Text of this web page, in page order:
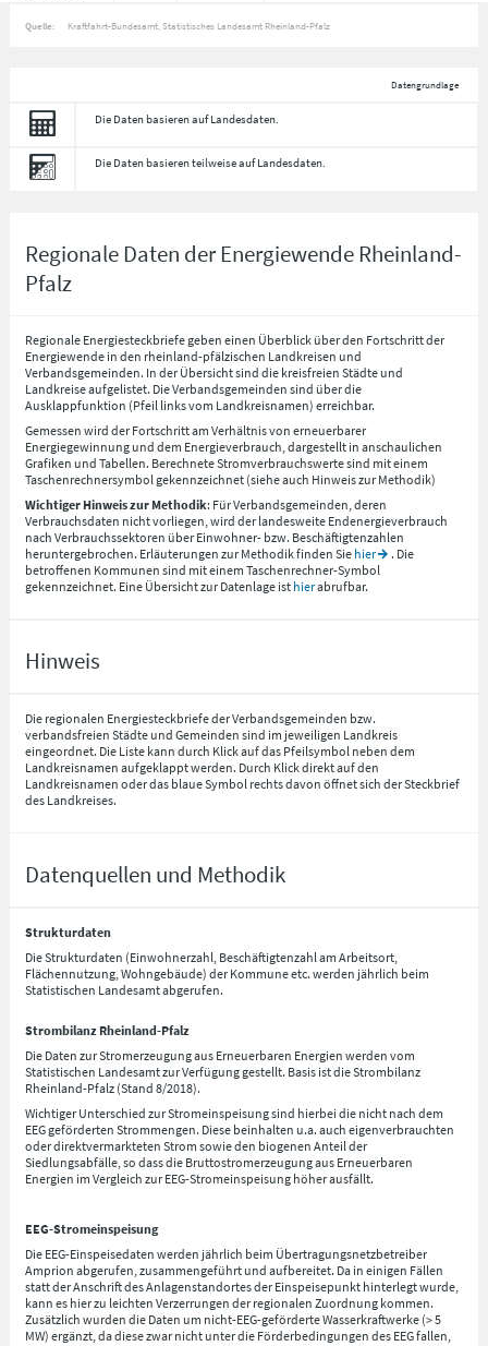
Quelle: Kraftfahrt-Bundesamt, Statistisches Landesamt Rheinland-Pfalz
Datengrundlage
Die Daten basieren auf Landesdaten.
Die Daten basieren teilweise auf Landesdaten.
Regionale Daten der Energiewende Rheinland-
Pfalz
Regionale Energiesteckbriefe geben einen Überblick über den Fortschritt der
Energiewende in den rheinland-pfälzischen Landkreisen und
Verbandsgemeinden. In der Übersicht sind die kreisfreien Städte und
Landkreise aufgelistet. Die Verbandsgemeinden sind über die
Ausklappfunktion (Pfeil links vom Landkreisnamen) erreichbar.
Gemessen wird der Fortschritt am Verhältnis von erneuerbarer
Energiegewinnung und dem Energieverbrauch, dargestellt in anschaulichen
Grafiken und Tabellen. Berechnete Stromverbrauchswerte sind mit einem
Taschenrechnersymbol gekennzeichnet (siehe auch Hinweis zur Methodik)
Wichtiger Hinweis zur Methodik: Für Verbandsgemeinden, deren
Verbrauchsdaten nicht vorliegen, wird der landesweite Endenergieverbrauch
nach Verbrauchssektoren über Einwohner- bzw. Beschäftigtenzahlen
heruntergebrochen. Erläuterungen zur Methodik finden Sie hier
. Die
betroffenen Kommunen sind mit einem Taschenrechner-Symbol
gekennzeichnet. Eine Übersicht zur Datenlage ist hierabrufbar.
Hinweis
Die regionalen Energiesteckbriefe der Verbandsgemeinden bzw.
verbandsfreien Städte und Gemeinden sind im jeweiligen Landkreis
eingeordnet. Die Liste kann durch Klick auf das Pfeilsymbol neben dem
Landkreisnamen aufgeklappt werden. Durch Klick direkt auf den
Landkreisnamen oder das blaue Symbol rechts davon öffnet sich der Steckbrief
des Landkreises.
Datenquellen und Methodik
Strukturdaten
Die Strukturdaten (Einwohnerzahl, Beschäftigtenzahl am Arbeitsort,
Flächennutzung, Wohngebäude) der Kommune etc. werden jährlich beim
Statistischen Landesamt abgerufen.
Strombilanz Rheinland-Pfalz
Die Daten zur Stromerzeugung aus Erneuerbaren Energien werden vom
Statistischen Landesamt zur Verfügung gestellt. Basis ist die Strombilanz
Rheinland-Pfalz (Stand 8/2018).
Wichtiger Unterschied zur Stromeinspeisung sind hierbei die nicht nach dem
EEG geförderten Strommengen. Diese beinhalten u.a. auch eigenverbrauchten
oder direktvermarkteten Strom sowie den biogenen Anteil der
Siedlungsabfälle, so dass die Bruttostromerzeugung aus Erneuerbaren
Energien im Vergleich zur EEG-Stromeinspeisung höher ausfällt.
EEG-Stromeinspeisung
Die EEG-Einspeisedaten werden jährlich beim Übertragungsnetzbetreiber
Amprion abgerufen, zusammengeführt und aufbereitet. Da in einigen Fällen
statt der Anschrift des Anlagenstandortes der Einspeisepunkt hinterlegt wurde,
kann es hier zu leichten Verzerrungen der regionalen Zuordnung kommen.
Zusätzlich wurden die Daten um nicht-EEG-geförderte Wasserkraftwerke (> 5
MW) ergänzt, da diese zwar nicht unter die Förderbedingungen des EEG fallen,